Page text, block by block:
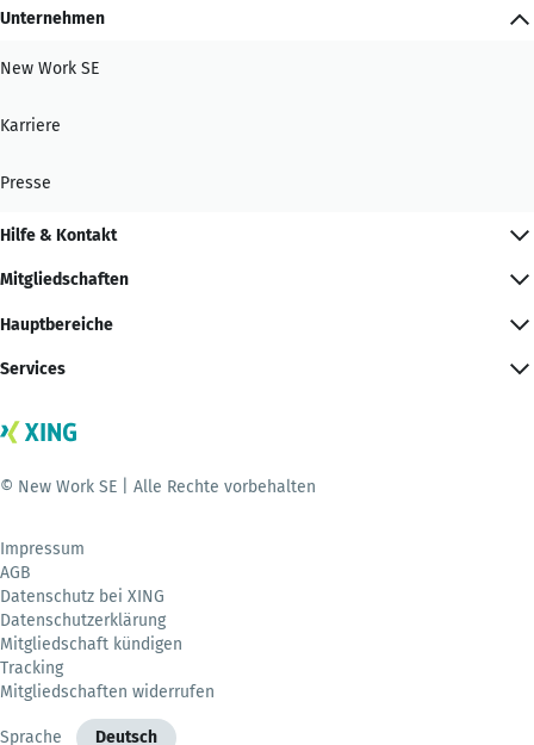
Unternehmen
New Work SE
Karriere
Presse
Hilfe & Kontakt
Mitgliedschaften
Hauptbereiche
Services
© New Work SE | Alle Rechte vorbehalten
Impressum
AGB
Datenschutz bei XING
Datenschutzerklärung
Mitgliedschaft kündigen
Tracking
Mitgliedschaften widerrufen
Sprache Deutsch